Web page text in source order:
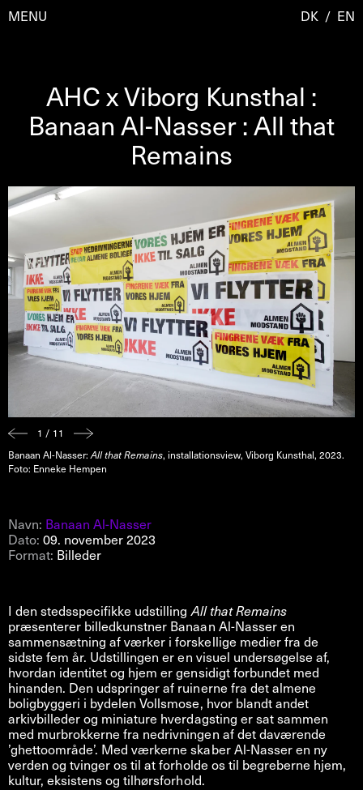
MENU
Besøg
Kalender
Room Room
Programmer
Residencies & Studios
Artistic Research
Public Programmes
Om
Om AHC
Profiler
Presse
AHC Channel Søg
DK / EN
AHC x Viborg Kunsthal :
Banaan Al-Nasser : All that
Remains
1 / 11
Banaan Al-Nasser:All that Remains, installationsview, Viborg Kunsthal, 2023.
Foto: Enneke Hempen
Navn: Banaan Al-Nasser
Dato:09. november 2023
Format: Billeder
I den stedsspecifikke udstillingAll that Remains
præsenterer billedkunstner Banaan Al-Nasser en
sammensætning af værker i forskellige medier fra de
sidste fem år. Udstillingen er en visuel undersøgelse af,
hvordan identitet og hjem er gensidigt forbundet med
hinanden. Den udspringer af ruinerne fra det almene
boligbyggeri i bydelen Vollsmose, hvor blandt andet
arkivbilleder og miniature hverdagsting er sat sammen
med murbrokkerne fra nedrivningen af det daværende
’ghettoområde’. Med værkerne skaber Al-Nasser en ny
verden og tvinger os til at forholde os til begreberne hjem,
kultur, eksistens og tilhørsforhold.